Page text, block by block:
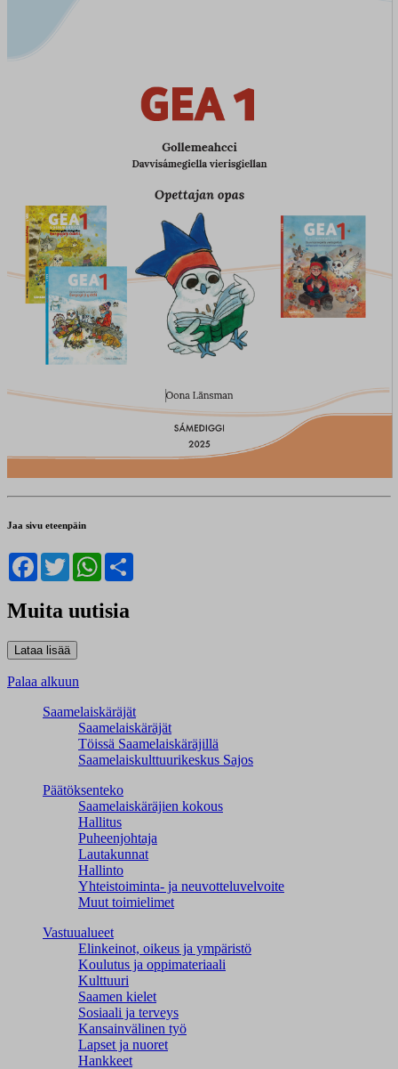
Jaa sivu eteenpäin
Facebook
TwitterWhatsApp
Muita uutisia
Palaa alkuun
Saamelaiskäräjät
Saamelaiskäräjät
Töissä Saamelaiskäräjillä
Saamelaiskulttuuri­keskus Sajos
Päätöksenteko
Saamelaiskäräjien kokous
Hallitus
Puheenjohtaja
Lautakunnat
Hallinto
Yhteistoiminta- ja neuvotteluvelvoite
Muut toimielimet
Vastuualueet
Elinkeinot, oikeus ja ympäristö
Koulutus ja oppimateriaali
Kulttuuri
Saamen kielet
Sosiaali ja terveys
Kansainvälinen työ
Lapset ja nuoret
Hankkeet